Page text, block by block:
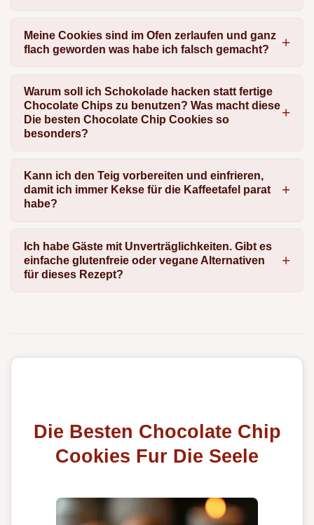
Meine Cookies sind im Ofen zerlaufen und ganz
flach geworden was habe ich falsch gemacht?
Warum soll ich Schokolade hacken statt fertige
Chocolate Chips zu benutzen? Was macht diese
Die besten Chocolate Chip Cookies so
besonders?
Kann ich den Teig vorbereiten und einfrieren,
damit ich immer Kekse für die Kaffeetafel parat
habe?
Ich habe Gäste mit Unverträglichkeiten. Gibt es
einfache glutenfreie oder vegane Alternativen
für dieses Rezept?
Die Besten Chocolate Chip
Cookies Fur Die Seele